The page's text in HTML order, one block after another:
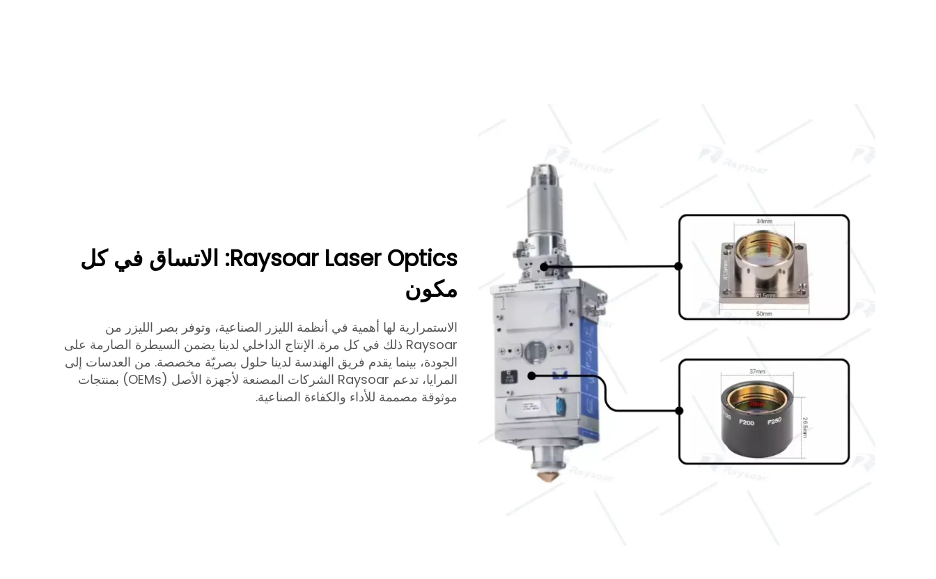
Raysoar Laser Optics: الاتساق في كل
مكون
الاستمرارية لها أهمية في أنظمة الليزر الصناعية، وتوفر بصر الليزر من
Raysoar ذلك في كل مرة. الإنتاج الداخلي لدينا يضمن السيطرة الصارمة على
الجودة، بينما يقدم فريق الهندسة لدينا حلول بصريّة مخصصة. من العدسات إلى
المرايا، تدعم Raysoar الشركات المصنعة لأجهزة الأصل (OEMs) بمنتجات
موثوقة مصممة للأداء والكفاءة الصناعية.